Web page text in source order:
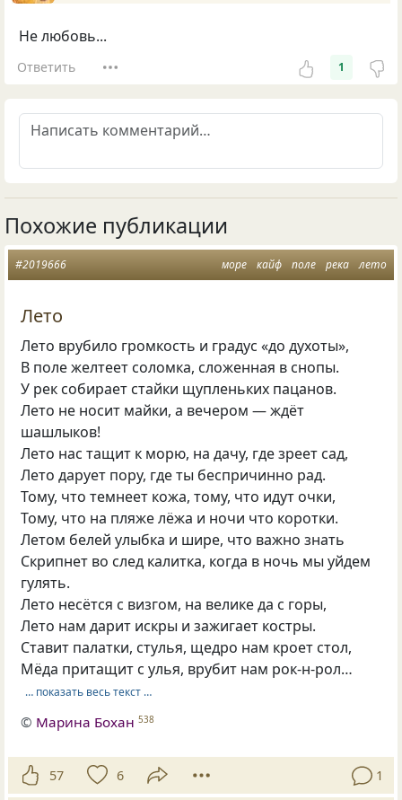
Не любовь...
Ответить 1
Похожие публикации
море кайф поле река лето
#2019666
Лето
Лето врубило громкость и градус «до духоты»,
В поле желтеет соломка, сложенная в снопы.
У рек собирает стайки щупленьких пацанов.
Лето не носит майки, а вечером — ждёт
шашлыков!
Лето нас тащит к морю, на дачу, где зреет сад,
Лето дарует пору, где ты беспричинно рад.
Тому, что темнеет кожа, тому, что идут очки,
Тому, что на пляже лёжа и ночи что коротки.
Летом белей улыбка и шире, что важно знать
Скрипнет во след калитка, когда в ночь мы уйдем
гулять.
Лето несётся с визгом, на велике да с горы,
Лето нам дарит искры и зажигает костры.
Ставит палатки, стулья, щедро нам кроет стол,
Мёда притащит с улья, врубит нам рок-н-рол…
… показать весь текст …
© Марина Бохан 538
57 6 1